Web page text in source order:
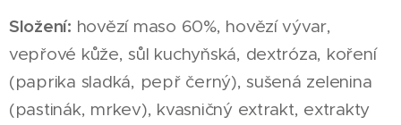
Složení: hovězí maso 60%, hovězí vývar,
vepřové kůže, sůl kuchyňská, dextróza, koření
(paprika sladká, pepř černý), sušená zelenina
(pastinák, mrkev), kvasničný extrakt, extrakty